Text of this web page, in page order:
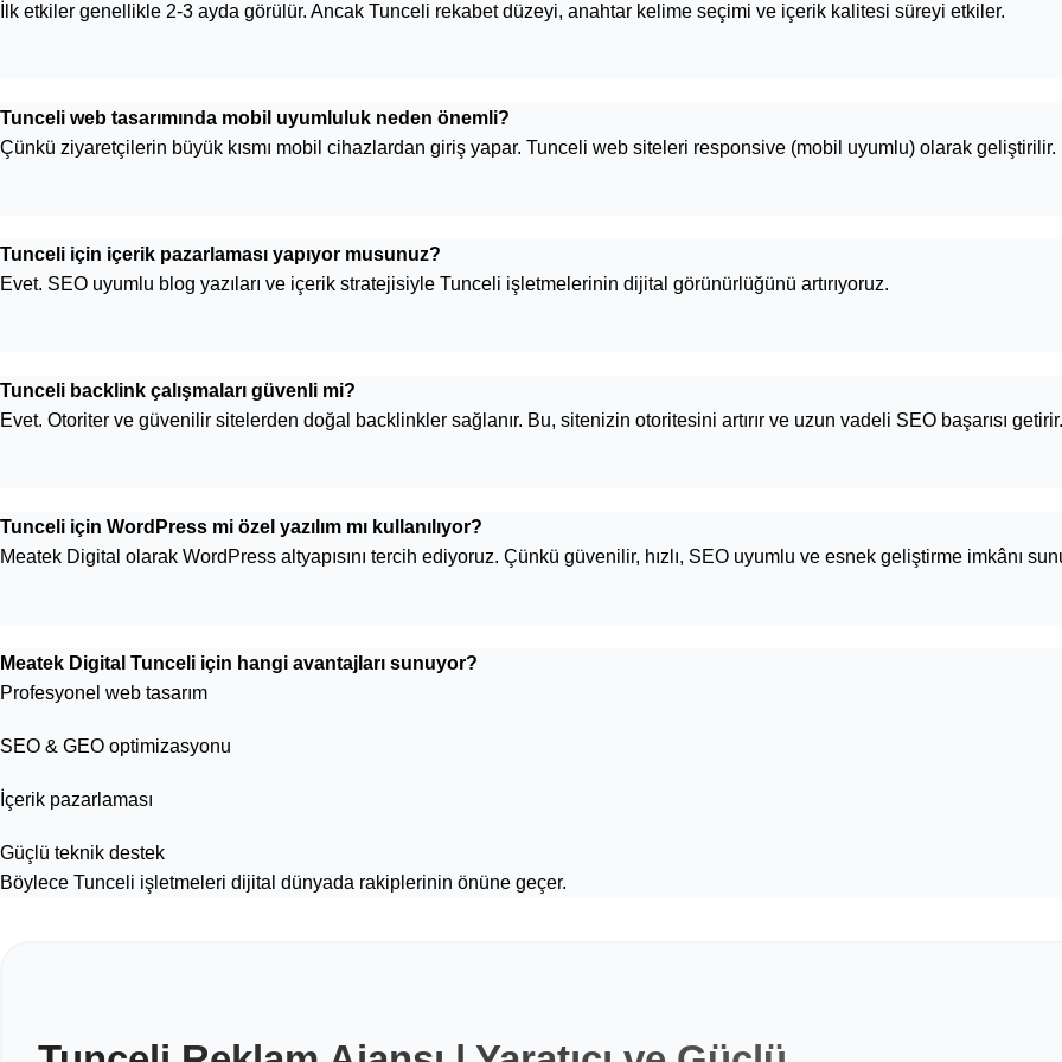
İlk etkiler genellikle 2-3 ayda görülür. Ancak Tunceli rekabet düzeyi, anahtar kelime seçimi ve içerik kalitesi süreyi etkiler.
Tunceli web tasarımında mobil uyumluluk neden önemli?
Çünkü ziyaretçilerin büyük kısmı mobil cihazlardan giriş yapar. Tunceli web siteleri responsive (mobil uyumlu) olarak geliştirilir.
Tunceli için içerik pazarlaması yapıyor musunuz?
Evet. SEO uyumlu blog yazıları ve içerik stratejisiyle Tunceli işletmelerinin dijital görünürlüğünü artırıyoruz.
Tunceli backlink çalışmaları güvenli mi?
Evet. Otoriter ve güvenilir sitelerden doğal backlinkler sağlanır. Bu, sitenizin otoritesini artırır ve uzun vadeli SEO başarısı getirir.
Tunceli için WordPress mi özel yazılım mı kullanılıyor?
Meatek Digital olarak WordPress altyapısını tercih ediyoruz. Çünkü güvenilir, hızlı, SEO uyumlu ve esnek geliştirme imkânı
Meatek Digital Tunceli için hangi avantajları sunuyor?
Profesyonel web tasarım
SEO & GEO optimizasyonu
İçerik pazarlaması
Güçlü teknik destek
Böylece Tunceli işletmeleri dijital dünyada rakiplerinin önüne geçer.